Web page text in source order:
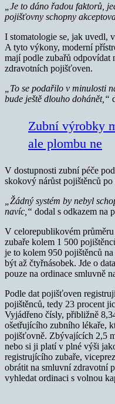
„Je to dáno řadou faktorů,
pojišťovny schopny
I stomatologie se, jak uvedl,
A tyto výkony, moderní
mají podle zubařů odpovídat
zdravotních pojišťoven.
„To se podařilo v minulosti
bude ještě dlouho dohánět,“
Zubní výrobky
ale plombu ne
V dostupnosti zubní péče
skokový nárůst pojištěnců po
„Žádný systém by nebyl
navíc,“ dodal s odkazem na
V celorepublikovém
zubaře kolem 1 500
je to kolem 950 pojištěnců
být až čtyřnásobek. Jde o
pouze na ordinace smluvně
Podle dat pojišťoven
pojištěnců, tedy 23 procent
Vyjádřeno čísly, přibližně
ošetřujícího zubního lékaře,
pojišťovně. Zbývajících 2,5
nebo si ji platí v plné výši
registrujícího zubaře,
obrátit na smluvní zdravotní
vyhledat ordinaci s volnou